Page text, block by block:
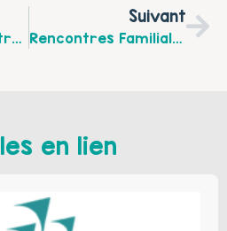
Temps De Rencontres Familiales Avec L’association USCEA À Saint Léonard À L’occasion D’une Semaine Sans Écran !
Suivant
Rencontres Familiales Avec La Maison De Quartier Centre, Association Bellidée.
en lien